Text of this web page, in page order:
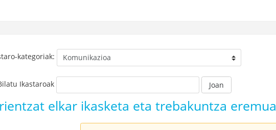
kategoriak:
Ikastaroak Joan
elkar ikasketa eta trebakuntza eremua